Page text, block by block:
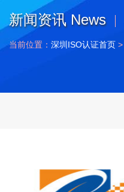
新闻资讯 News
当前位置： 深圳ISO认证首页 >